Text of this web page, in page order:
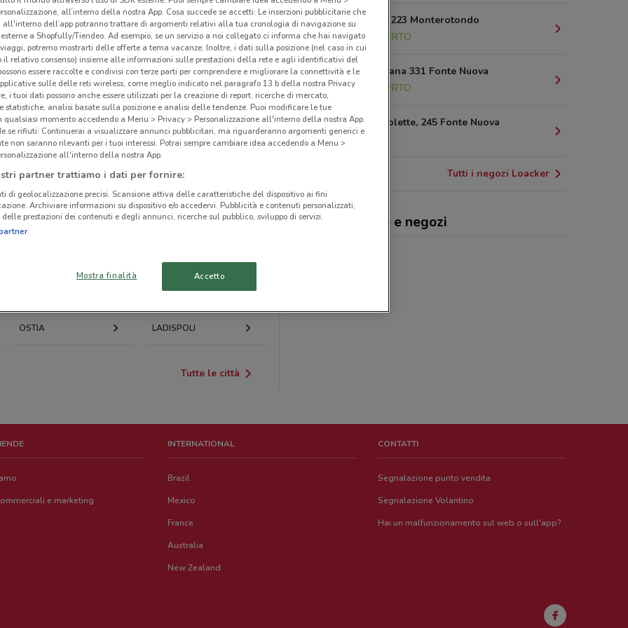
volantini nella tua zona. Riprova più tardi.
TIVOLI ROMA
VELLETRI
OSTIA LADISPOLI
Tutte le città
Via Salaria, 223 Monterotondo
2.9 km
APERTO
Via Nomentana 331 Fonte Nuova
5.7 km
APERTO
Via delle Molette, 245 Fonte Nuova
6.7 km
Tutti i negozi Loacker
Loacker, offerte e negozi
e marketing
INTERNATIONAL
Brazil
Mexico
France
Australia
New Zealand
CONTATTI
Segnalazione punto vendita
Segnalazione Volantino
Hai un malfunzionamento sul web o sull'app?
all’interno della nostra App. Cosa succede se accetti: Le inserzioni pubblicitarie che
all'interno dell’app potranno trattare di argomenti relativi alla tua cronologia di navigazione su
a Shopfully/Tiendeo. Ad esempio, se un servizio a noi collegato ci informa che hai navigato
potremo mostrarti delle offerte a tema vacanze. Inoltre, i dati sulla posizione (nel caso in cui
il relativo consenso) insieme alle informazioni sulle prestazioni della rete e agli identificativi del
essere raccolte e condivisi con terze parti per comprendere e migliorare la connettività e le
sulle delle reti wireless, come meglio indicato nel paragrafo 13.b della nostra Privacy
i tuoi dati possono anche essere utilizzati per la creazione di report, ricerche di mercato,
statistiche, analisi basate sulla posizione e analisi delle tendenze. Puoi modificare le tue
qualsiasi momento accedendo a Menu > Privacy > Personalizzazione all'interno della nostra App.
se rifiuti: Continuerai a visualizzare annunci pubblicitari, ma riguarderanno argomenti generici e
non saranno rilevanti per i tuoi interessi. Potrai sempre cambiare idea accedendo a Menu >
all'interno della nostra App.
partner trattiamo i dati per fornire:
di geolocalizzazione precisi. Scansione attiva delle caratteristiche del dispositivo ai fini
Archiviare informazioni su dispositivo e/o accedervi. Pubblicità e contenuti personalizzati,
prestazioni dei contenuti e degli annunci, ricerche sul pubblico, sviluppo di servizi.
Mostra finalità Accetto